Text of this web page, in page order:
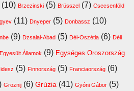
(10) Brzezinski (5) Brüsszel (7) Csecsenföld
(11) Dnyeper (5) Donbassz (10)
(9) Dzsalal-Abad (5) Dél-Oszétia (6) Déli
Egyesült Államok (9) Egységes Oroszország
(5) Finnország (5) Franciaország (6)
Groznij (6) Grúzia (41) Gyóni Gábor (5)